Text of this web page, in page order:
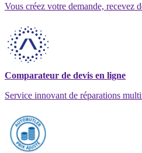
Vous créez votre demande, recevez
Comparateur de devis en ligne
Service innovant de réparations